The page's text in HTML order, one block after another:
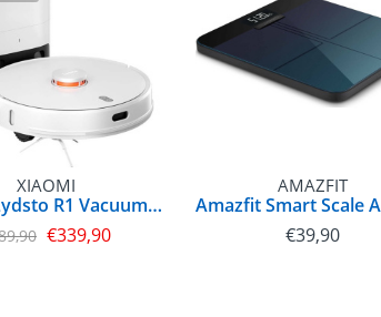
XIAOMI
Xiaomi Lydsto R1 Vacuum Cleaning Robot with Station White (6972055221034)
€339,90
AMAZFIT
€39,90